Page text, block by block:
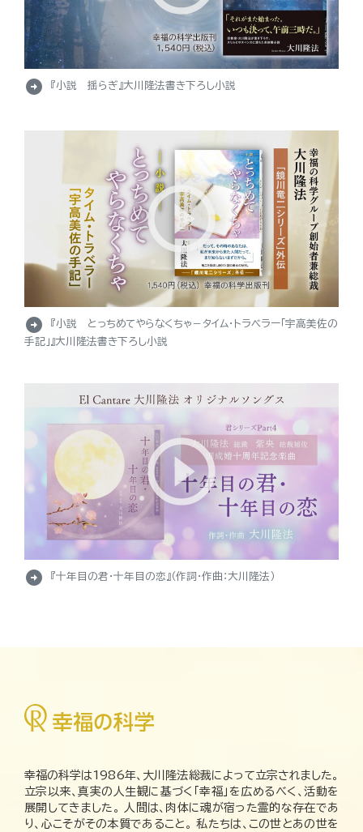
arrow_circle_right 『小説 揺らぎ』大川隆法書き下ろし小説
arrow_circle_right
『小説 とっちめてやらなくちゃ－タイム・トラベラー「宇高美佐の
手記」』大川隆法書き下ろし小説
arrow_circle_right 『十年目の君・十年目の恋』（作詞・作曲：大川隆法）
幸福の科学は1986年、大川隆法総裁によって立宗されました。
立宗以来、真実の人生観に基づく「幸福」を広めるべく、活動を
展開してきました。 人間は、肉体に魂が宿った霊的な存在であ
り、心こそがその本質であること。 私たちは、この世とあの世を